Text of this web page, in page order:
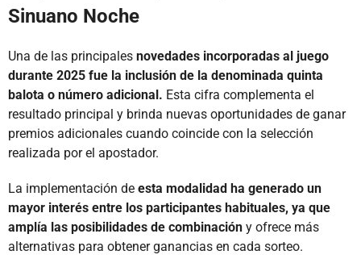
Sinuano Noche
Una de las principales novedades incorporadas al juego
durante 2025 fue la inclusión de la denominada quinta
balota o número adicional. Esta cifra complementa el
resultado principal y brinda nuevas oportunidades de ganar
premios adicionales cuando coincide con la selección
realizada por el apostador.
La implementación de esta modalidad ha generado un
mayor interés entre los participantes habituales, ya que
amplía las posibilidades de combinación y ofrece más
alternativas para obtener ganancias en cada sorteo.